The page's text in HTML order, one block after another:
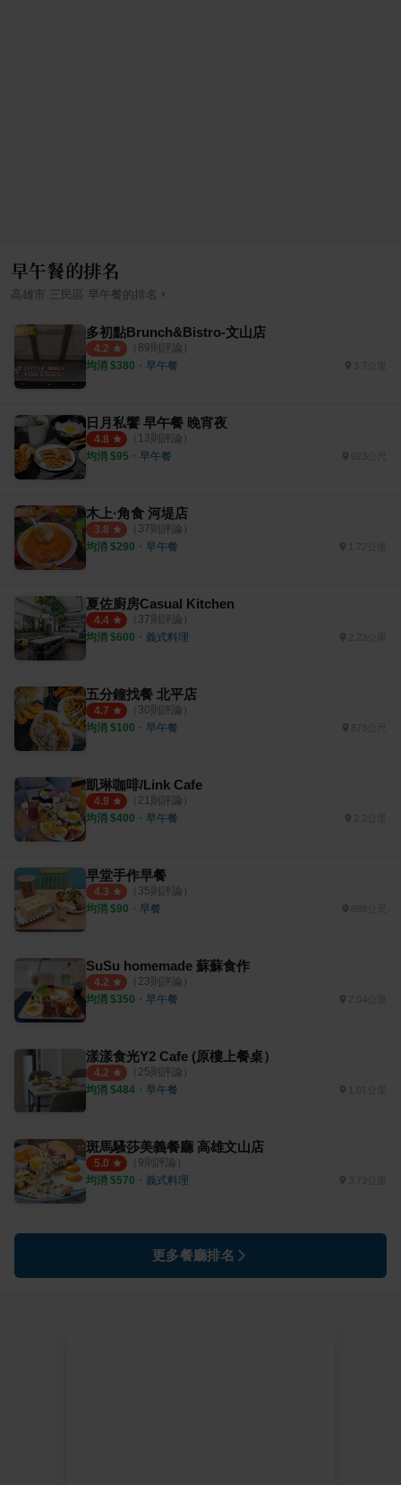
早午餐的排名
高雄市 三民區 早午餐的排名 ›
多初點Brunch&Bistro-文山店
4.2 （ 89則評論）
均消 $380 ・ 早午餐
日月私饗 早午餐 晚宵夜
4.8 （ 13則評論）
均消 $95 ・ 早午餐
木上·角食 河堤店
3.8 （ 37則評論）
均消 $290 ・ 早午餐
夏佐廚房Casual Kitchen
4.4 （ 37則評論）
均消 $600 ・ 義式料理
五分鐘找餐 北平店
4.7 （ 30則評論）
均消 $100 ・ 早午餐
凱琳咖啡/Link Cafe
4.9 （ 21 則評論）
均消 $400 ・ 早午餐
早堂手作早餐
4.3 （ 35則評論）
均消 $90 ・ 早餐
SuSu homemade 蘇蘇食作
4.2 （ 23則評論）
均消 $350 ・ 早午餐 2.04公里
漾漾食光Y2 Cafe (原樓上餐桌）
4.2 （ 25則評論）
均消 $484 ・ 早午餐
斑馬騷莎美義餐廳 高雄文山店
5.0 （ 9則評論）
均消 $570 ・ 義式料理
更多餐廳排名